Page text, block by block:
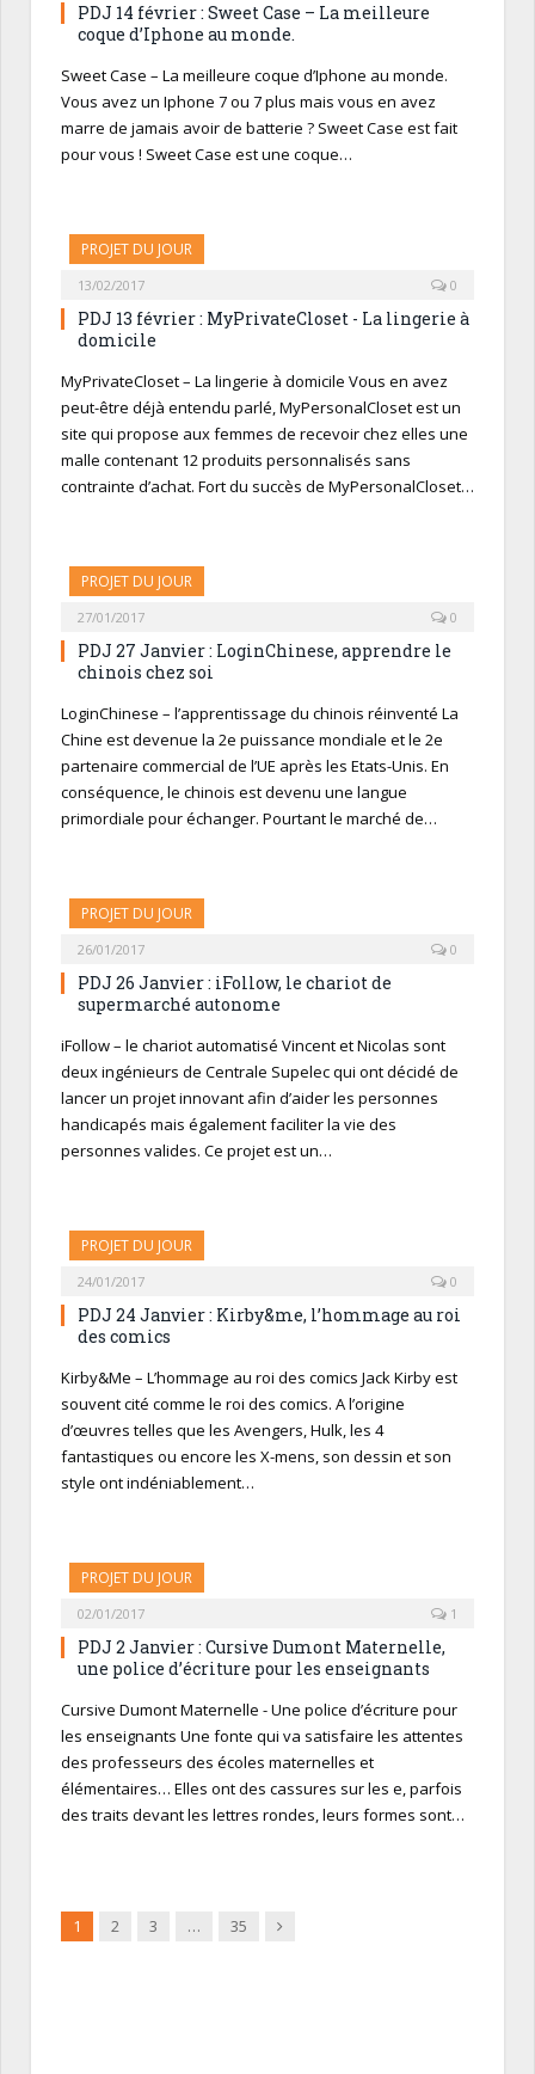
PDJ 14 février : Sweet Case – La meilleure
coque d’Iphone au monde.
Sweet Case – La meilleure coque d’Iphone au monde.
Vous avez un Iphone 7 ou 7 plus mais vous en avez
marre de jamais avoir de batterie ? Sweet Case est fait
pour vous ! Sweet Case est une coque…
PROJET DU JOUR
13/02/2017 0
PDJ 13 février : MyPrivateCloset - La lingerie à
domicile
MyPrivateCloset – La lingerie à domicile Vous en avez
peut-être déjà entendu parlé, MyPersonalCloset est un
site qui propose aux femmes de recevoir chez elles une
malle contenant 12 produits personnalisés sans
contrainte d’achat. Fort du succès de MyPersonalCloset…
PROJET DU JOUR
27/01/2017 0
PDJ 27 Janvier : LoginChinese, apprendre le
chinois chez soi
LoginChinese – l’apprentissage du chinois réinventé La
Chine est devenue la 2e puissance mondiale et le 2e
partenaire commercial de l’UE après les Etats-Unis. En
conséquence, le chinois est devenu une langue
primordiale pour échanger. Pourtant le marché de…
PROJET DU JOUR
26/01/2017 0
PDJ 26 Janvier : iFollow, le chariot de
supermarché autonome
iFollow – le chariot automatisé Vincent et Nicolas sont
deux ingénieurs de Centrale Supelec qui ont décidé de
lancer un projet innovant afin d’aider les personnes
handicapés mais également faciliter la vie des
personnes valides. Ce projet est un…
PROJET DU JOUR
24/01/2017 0
PDJ 24 Janvier : Kirby&me, l’hommage au roi
des comics
Kirby&Me – L’hommage au roi des comics Jack Kirby est
souvent cité comme le roi des comics. A l’origine
d’œuvres telles que les Avengers, Hulk, les 4
fantastiques ou encore les X-mens, son dessin et son
style ont indéniablement…
PROJET DU JOUR
02/01/2017 1
PDJ 2 Janvier : Cursive Dumont Maternelle,
une police d’écriture pour les enseignants
Cursive Dumont Maternelle - Une police d’écriture pour
les enseignants Une fonte qui va satisfaire les attentes
des professeurs des écoles maternelles et
élémentaires… Elles ont des cassures sur les e, parfois
des traits devant les lettres rondes, leurs formes sont…
1 2 3 … 35 Suivant